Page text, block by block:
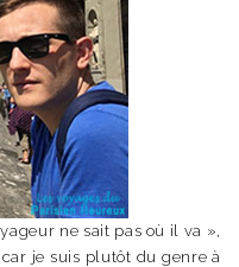
ne sait pas où il va »,
je suis plutôt du genre à